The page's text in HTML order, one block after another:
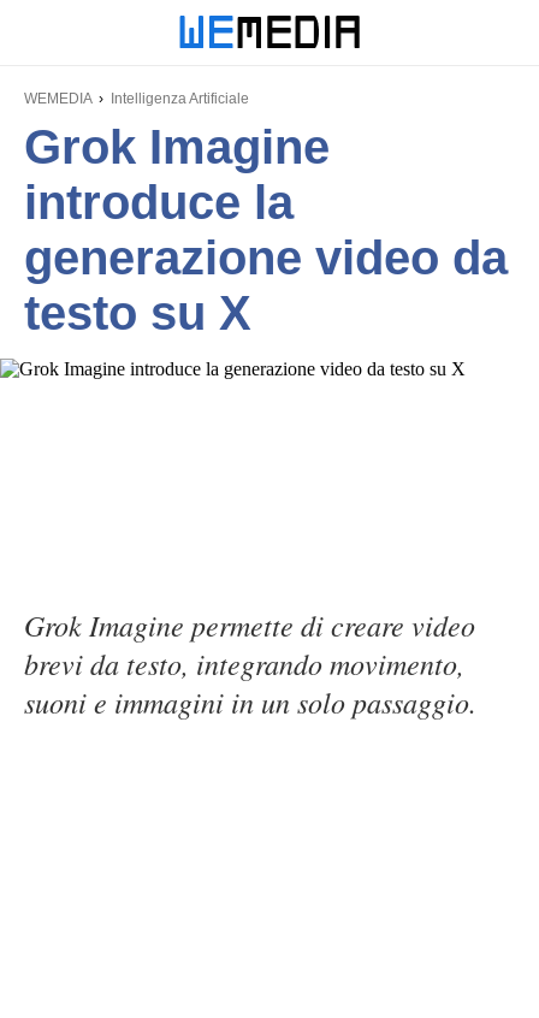
WEMEDIA Intelligenza Artificiale
Grok Imagine
introduce la
generazione video da
testo su X
Grok Imagine permette di creare video
brevi da testo, integrando movimento,
suoni e immagini in un solo passaggio.